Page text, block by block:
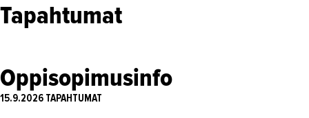
AJANKOHTAISTA
Uutiset
Tapahtumat
Oppisopimusinfo
15.9.2026 TAPAHTUMAT